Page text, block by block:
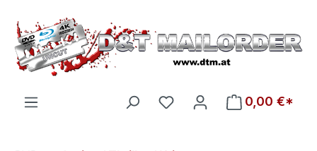
Zum Hauptinhalt springen
Du hast 0 Produkte auf
0,00 €*